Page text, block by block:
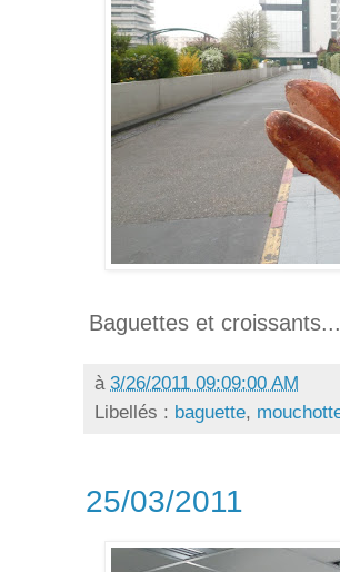
Baguettes et croissants...
à 3/26/2011 09:09:00 AM
Libellés : baguette,
25/03/2011